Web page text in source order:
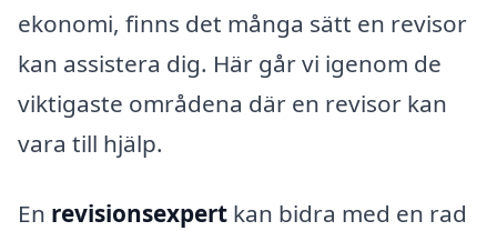
ekonomi, finns det många sätt en revisor
kan assistera dig. Här går vi igenom de
viktigaste områdena där en revisor kan
vara till hjälp.
En revisionsexpert kan bidra med en rad